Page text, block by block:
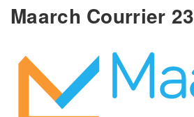
Maarch Courrier